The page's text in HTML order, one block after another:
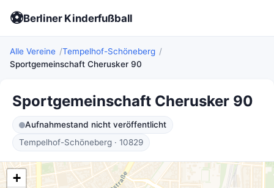
⚽Berliner Kinderfußball
Alle Vereine
Tempelhof-Schöneberg
Sportgemeinschaft Cherusker 90
Sportgemeinschaft Cherusker 90
Aufnahmestand nicht veröffentlicht
Tempelhof-Schöneberg · 10829
+